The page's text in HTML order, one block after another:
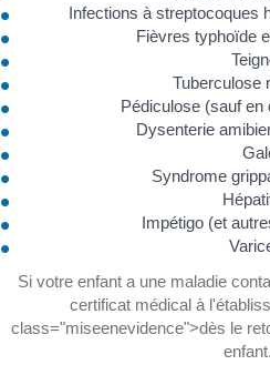
Infections à streptocoques
Fièvres typhoïde
Tuberculose
Pédiculose (sauf en
Dysenterie
Syndrome
Impétigo (et
Si votre enfant a une maladie
certificat médical à
class="miseenevidence">dès le
enfant.